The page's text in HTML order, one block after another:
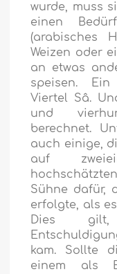
wurde, muss
einen
(arabisches
Weizen oder
an etwas
speisen.
Viertel Sâ.
und
berechnet.
auch einige,
auf
Sühne dafür,
erfolgte, als
Dies
kam. Sollte
einem als